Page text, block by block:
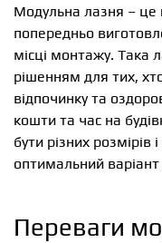
Модульна лазня – це
попередньо
місці монтажу. Така
рішенням для тих,
відпочинку та
кошти та час на
бути різних
оптимальний варіант
Переваги